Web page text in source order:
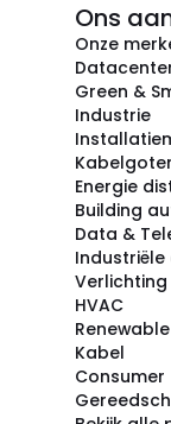
Ons
Onze
Green &
Industrie
Energie
Building
Data &
Verlichting
HVAC
Renewable
Kabel
Consumer